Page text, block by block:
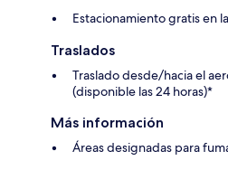
Estacionamiento gratis en
Traslados
Traslado desde/hacia el
(disponible las 24 horas)*
Más información
Áreas designadas para